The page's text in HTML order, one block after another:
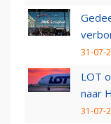
31-07-
LOT
naar
31-07-